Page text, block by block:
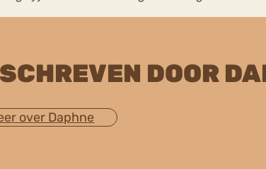
DOOR
over Daphne